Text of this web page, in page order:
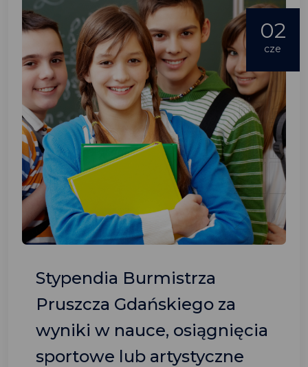
02
cze
Stypendia Burmistrza
Pruszcza Gdańskiego za
wyniki w nauce, osiągnięcia
sportowe lub artystyczne